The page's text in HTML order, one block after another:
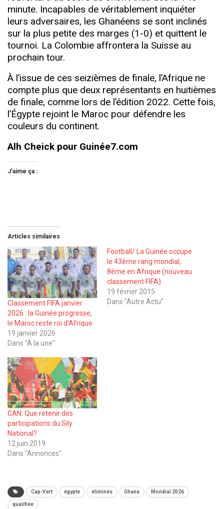
minute. Incapables de véritablement inquiéter
leurs adversaires, les Ghanéens se sont inclinés
sur la plus petite des marges (1-0) et quittent le
tournoi. La Colombie affrontera la Suisse au
prochain tour.
À l’issue de ces seizièmes de finale, l’Afrique ne
compte plus que deux représentants en huitièmes
de finale, comme lors de l’édition 2022. Cette fois,
l’Égypte rejoint le Maroc pour défendre les
couleurs du continent.
Alh Cheick pour Guinée7.com
J’aime ça :
Articles similaires
Classement FIFA janvier
2026 : la Guinée progresse,
le Maroc reste roi d’Afrique
19 janvier 2026
Dans "A la une"
Football/ La Guinée occupe
le 43ème rang mondial,
8ème en Afrique (nouveau
classement FIFA)
19 février 2015
Dans "Autre Actu"
CAN: Que retenir des
participations du Sily
National?
12 juin 2019
Dans "Annonces"
Cap-Vert égypte éliminés Ghana Mondial 2026
qualifiée